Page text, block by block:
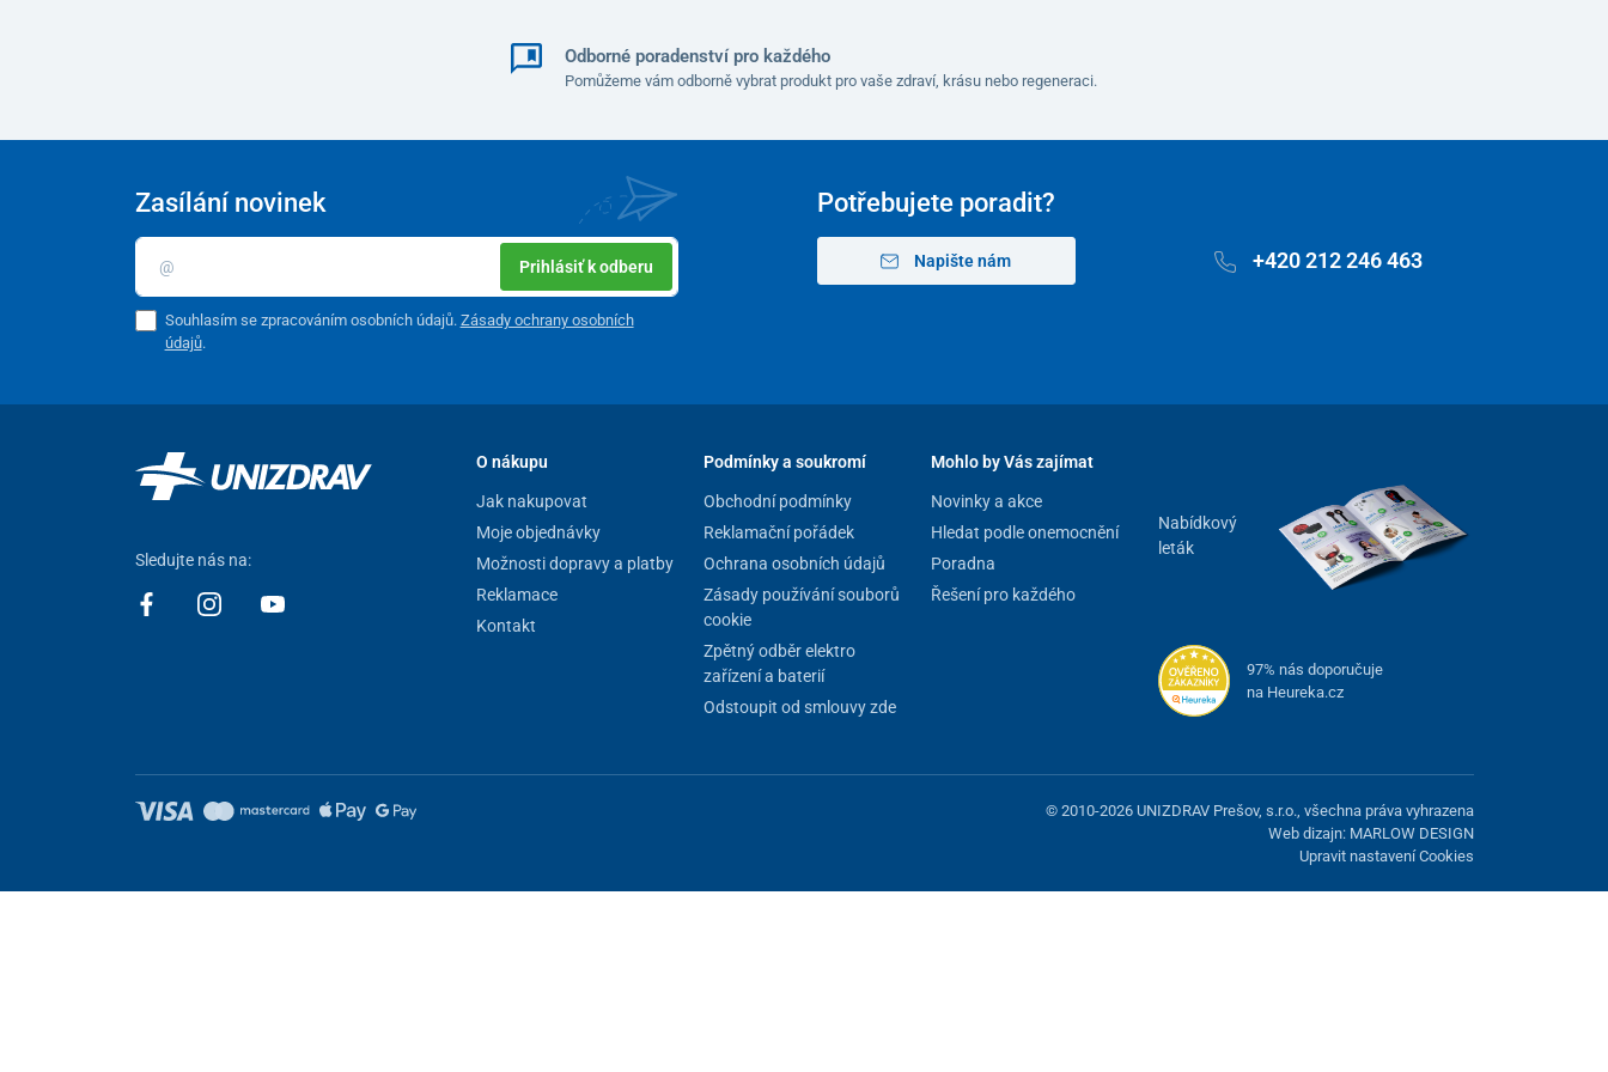
Odborné poradenství pro každého
Pomůžeme vám odborně vybrat produkt pro vaše zdraví, krásu nebo regeneraci.
Potřebujete poradit?
Napište nám +420 212 246 463
Zasílání novinek
Prihlásiť k odberu
Souhlasím se zpracováním osobních údajů. Zásady ochrany osobních
údajů.
Sledujte nás na:
O nákupu
Jak nakupovat
Moje objednávky
Možnosti dopravy a platby
Reklamace
Kontakt
Podmínky a soukromí
Obchodní podmínky
Reklamační pořádek
Ochrana osobních údajů
Zásady používání souborů
cookie
Zpětný odběr elektro
zařízení a baterií
Odstoupit od smlouvy zde
Mohlo by Vás zajímat
Novinky a akce
Hledat podle onemocnění
Poradna
Řešení pro každého
Nabídkový
leták
97% nás doporučuje
na Heureka.cz
© 2010-2026 UNIZDRAV Prešov, s.r.o., všechna práva vyhrazena
Web dizajn: MARLOW DESIGN
Upravit nastavení Cookies